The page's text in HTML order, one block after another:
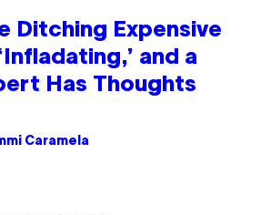
Ditching Expensive
and a
Has Thoughts
Caramela